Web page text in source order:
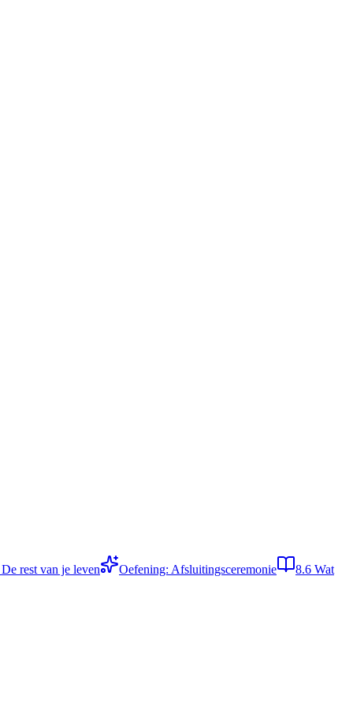
De rest van je leven Oefening: Afsluitingsceremonie 8.6 Wat